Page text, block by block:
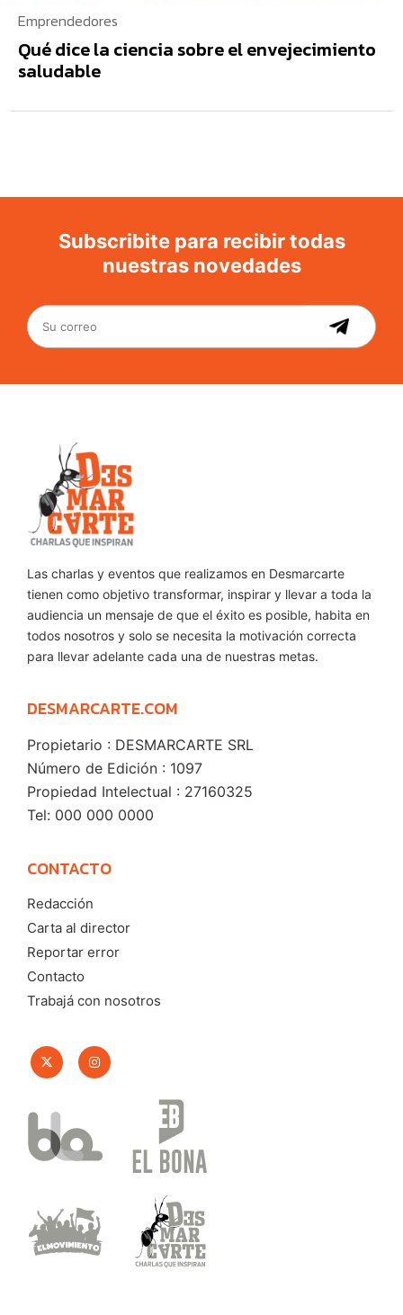
Emprendedores
Qué dice la ciencia sobre el envejecimiento
saludable
Subscribite para recibir todas
nuestras novedades
Las charlas y eventos que realizamos en Desmarcarte
tienen como objetivo transformar, inspirar y llevar a toda la
audiencia un mensaje de que el éxito es posible, habita en
todos nosotros y solo se necesita la motivación correcta
para llevar adelante cada una de nuestras metas.
DESMARCARTE.COM
Propietario : DESMARCARTE SRL
Número de Edición : 1097
Propiedad Intelectual : 27160325
Tel: 000 000 0000
CONTACTO
Redacción
Carta al director
Reportar error
Contacto
Trabajá con nosotros